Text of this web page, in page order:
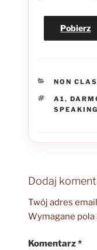
Pobierz
NON
TAGI
A1,
SPEAKING
Dodaj
Twój adres
Wymagane pola
Komentarz*